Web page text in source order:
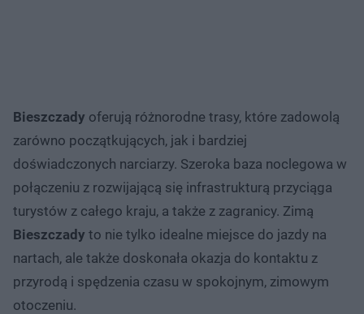
Bieszczady oferują różnorodne trasy, które zadowolą
zarówno początkujących, jak i bardziej
doświadczonych narciarzy. Szeroka baza noclegowa w
połączeniu z rozwijającą się infrastrukturą przyciąga
turystów z całego kraju, a także z zagranicy. Zimą
Bieszczady to nie tylko idealne miejsce do jazdy na
nartach, ale także doskonała okazja do kontaktu z
przyrodą i spędzenia czasu w spokojnym, zimowym
otoczeniu.